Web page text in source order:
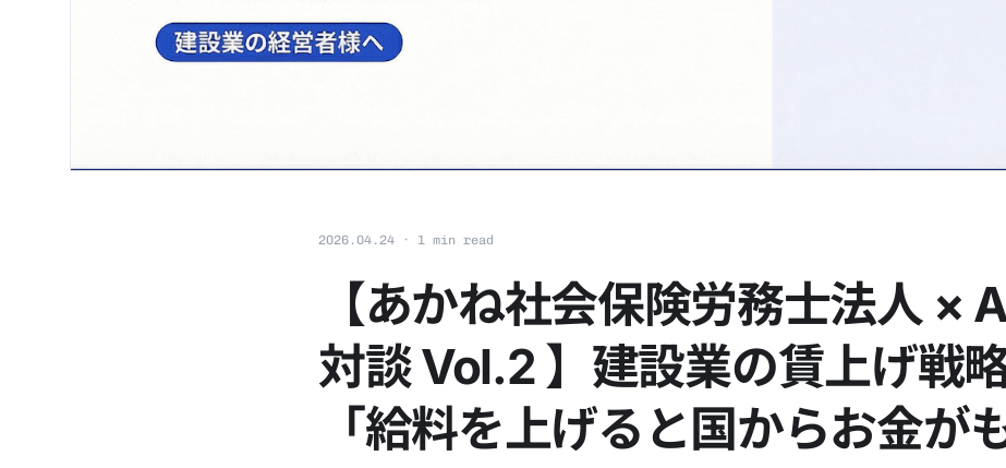
2026.04.24 · 1 min read
【あかね社会保険労務士法人 ×
対談 Vol.2 】建設業の賃上げ戦略
「給料を上げると国からお金が